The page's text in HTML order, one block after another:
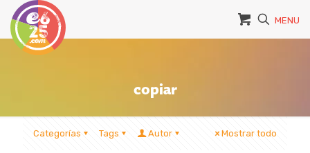
MENU
copiar
Categorías Tags Autor Mostrar todo